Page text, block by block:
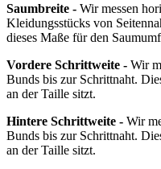
Saumbreite - Wir messen
Kleidungsstücks von
dieses Maße für den
Vordere Schrittweite - Wir
Bunds bis zur Schrittnaht.
an der Taille sitzt.
Hintere Schrittweite - Wir
Bunds bis zur Schrittnaht.
an der Taille sitzt.